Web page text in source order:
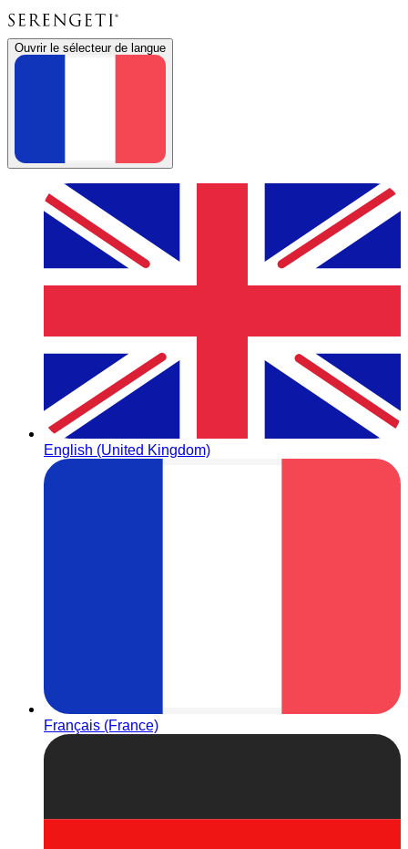
Ouvrir le sélecteur de langue
English (United Kingdom)
Français (France)